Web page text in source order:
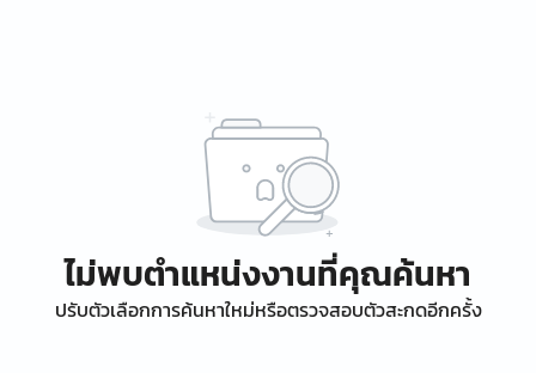
ไม่พบตำแหน่งงานที่คุณค้นหา
ปรับตัวเลือกการค้นหาใหม่หรือตรวจสอบตัวสะกดอีกครั้ง